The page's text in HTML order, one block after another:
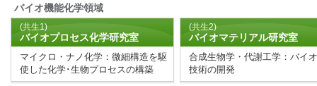
第3研と第18研の学生が受
2025.11.21
バイオプロセス化学研究室
ました。
バイオ機能化学領域
(共生1)
バイオプロセス化学研究室
マイクロ・ナノ化学：微細構造を駆
使した化学･生物プロセスの構築
(共生2)
バイオマテリアル研究室
合成生物学・代謝工学：バイ
技術の開発